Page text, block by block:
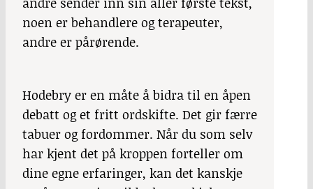
noen er behandlere og terapeuter,
andre er pårørende.
Hodebryer en måte å bidra til en åpen
debatt og et fritt ordskifte. Det gir færre
tabuer og fordommer. Når du som selv
har kjent det på kroppen forteller om
dine egne erfaringer, kan det kanskje